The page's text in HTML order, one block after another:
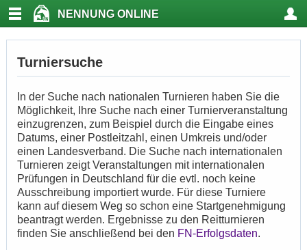
NENNUNG ONLINE
Turniersuche
In der Suche nach nationalen Turnieren haben Sie die
Möglichkeit, Ihre Suche nach einer Turnierveranstaltung
einzugrenzen, zum Beispiel durch die Eingabe eines
Datums, einer Postleitzahl, einen Umkreis und/oder
einen Landesverband. Die Suche nach internationalen
Turnieren zeigt Veranstaltungen mit internationalen
Prüfungen in Deutschland für die evtl. noch keine
Ausschreibung importiert wurde. Für diese Turniere
kann auf diesem Weg so schon eine Startgenehmigung
beantragt werden. Ergebnisse zu den Reitturnieren
finden Sie anschließend bei den FN-Erfolgsdaten.